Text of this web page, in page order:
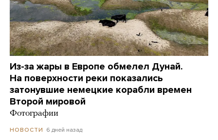
Из-за жары в Европе обмелел Дунай.
На поверхности реки показались
затонувшие немецкие корабли времен
Второй мировой
Фотографии
НОВОСТИ 6 дней назад